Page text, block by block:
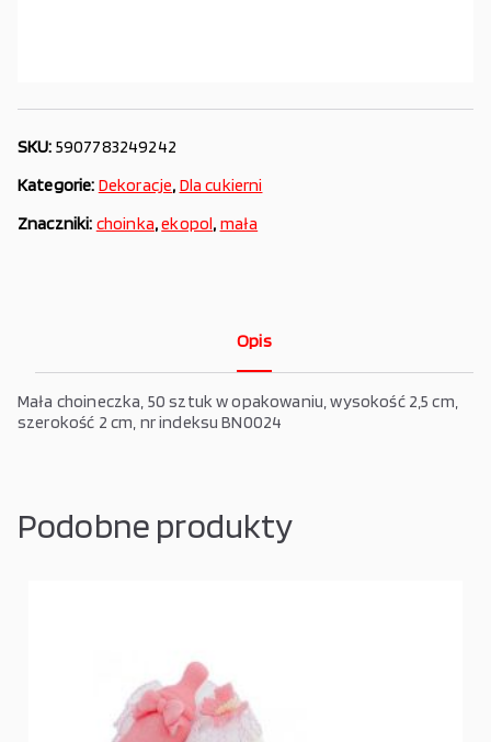
SKU: 5907783249242
Kategorie: Dekoracje, Dla cukierni
Znaczniki: choinka,ekopol, mała
Opis
Mała choineczka, 50 sztuk w opakowaniu, wysokość 2,5 cm,
szerokość 2 cm, nr indeksu BN0024
Podobne produkty